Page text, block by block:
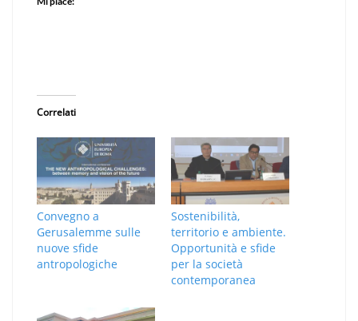
Correlati
Convegno a
Gerusalemme sulle
nuove sfide
antropologiche
Sostenibilità,
territorio e ambiente.
Opportunità e sfide
per la società
contemporanea